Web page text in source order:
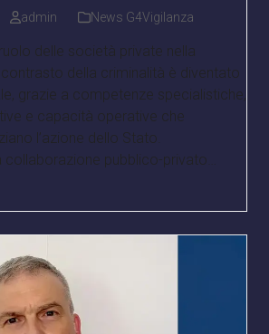
admin News G4Vigilanza
delle società private nella
della criminalità è diventato
grazie a competenze specialistiche,
e capacità operative che
l’azione dello Stato.
collaborazione pubblico-privato…